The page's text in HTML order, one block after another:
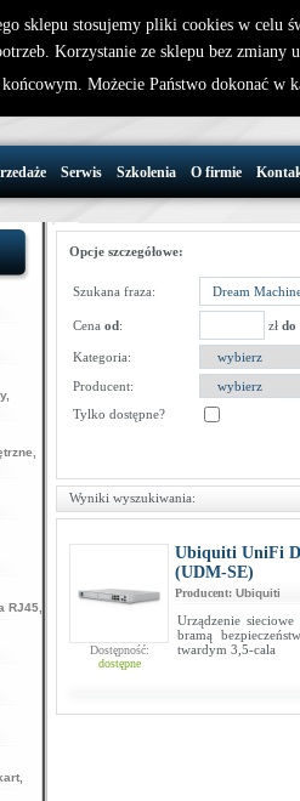
32 721 86
Serwis Szkolenia O firmie
,
RJ45
Opcje szczegółowe:
Szukana fraza:
Cena od: zł do
Kategoria:
Producent:
Tylko dostępne?
Wyniki wyszukiwania:
Dostępność:
dostępne
Ubiquiti UniFi
(UDM-SE)
Producent: Ubiquiti
Urządzenie
bramą
twardym 3,5-cala
sklepu stosujemy pliki cookies w celu
Korzystanie ze sklepu bez zmiany
końcowym. Możecie Państwo dokonać w